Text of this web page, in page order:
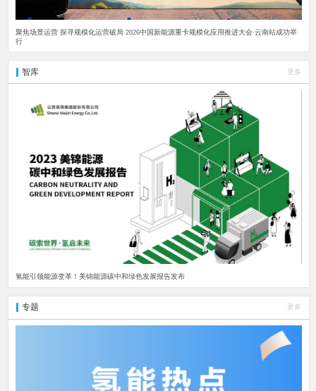
聚焦场景运营 探寻规模化运营破局 2026中国新能源重卡规模化应用推进大会·云南站成功举
行
智库 更多
氢能引领能源变革！美锦能源碳中和绿色发展报告发布
专题 更多